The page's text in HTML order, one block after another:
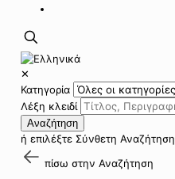
✕
Κατηγορία
Λέξη κλειδί
Αναζήτηση
ή επιλέξτε Σύνθετη Αναζήτηση
πίσω στην Αναζήτηση